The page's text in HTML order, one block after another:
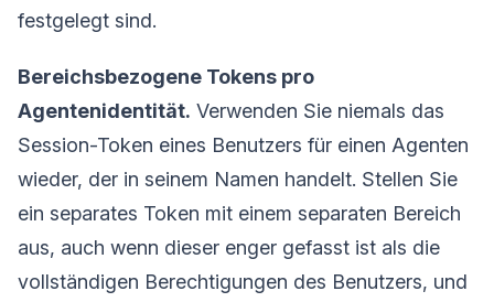
festgelegt sind.
Bereichsbezogene Tokens pro
Agentenidentität. Verwenden Sie niemals das
Session-Token eines Benutzers für einen Agenten
wieder, der in seinem Namen handelt. Stellen Sie
ein separates Token mit einem separaten Bereich
aus, auch wenn dieser enger gefasst ist als die
vollständigen Berechtigungen des Benutzers, und